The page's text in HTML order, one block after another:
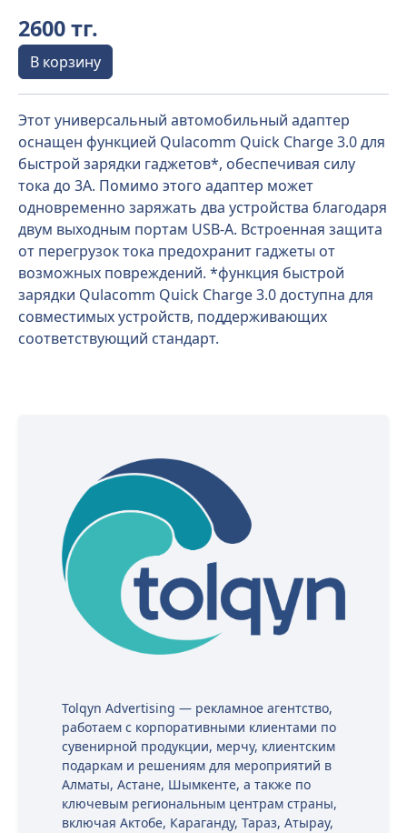
2600 тг.
В корзину
Этот универсальный автомобильный адаптер
оснащен функцией Qulacomm Quick Charge 3.0 для
быстрой зарядки гаджетов*, обеспечивая силу
тока до 3А. Помимо этого адаптер может
одновременно заряжать два устройства благодаря
двум выходным портам USB-A. Встроенная защита
от перегрузок тока предохранит гаджеты от
возможных повреждений. *функция быстрой
зарядки Qulacomm Quick Charge 3.0 доступна для
совместимых устройств, поддерживающих
соответствующий стандарт.
Tolqyn Advertising — рекламное агентство,
работаем с корпоративными клиентами по
сувенирной продукции, мерчу, клиентским
подаркам и решениям для мероприятий в
Алматы, Астане, Шымкенте, а также по
ключевым региональным центрам страны,
включая Актобе, Караганду, Тараз, Атырау,